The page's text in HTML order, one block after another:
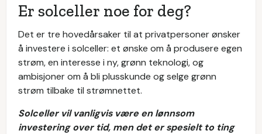
Er solceller noe for deg?
Det er tre hovedårsaker til at privatpersoner ønsker
å investere i solceller: et ønske om å produsere egen
strøm, en interesse i ny, grønn teknologi, og
ambisjoner om å bli plusskunde og selge grønn
strøm tilbake til strømnettet.
Solceller vil vanligvis være en lønnsom
investering over tid, men det er spesielt to ting